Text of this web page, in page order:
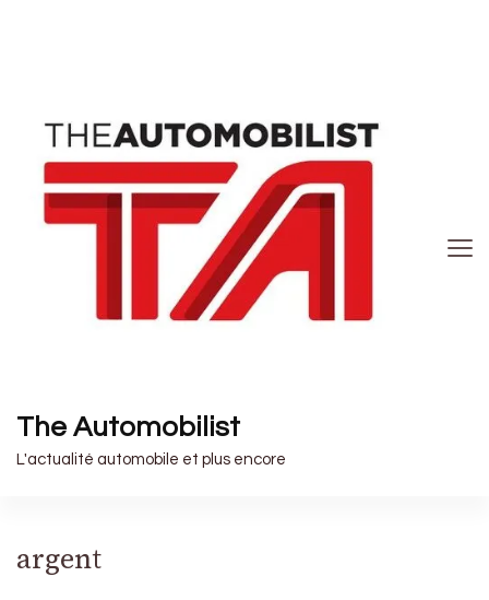
The Automobilist
L'actualité automobile et plus encore
argent